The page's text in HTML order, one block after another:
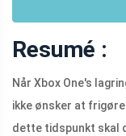
Resumé :
Når Xbox One's
ikke ønsker at
dette tidspunkt skal